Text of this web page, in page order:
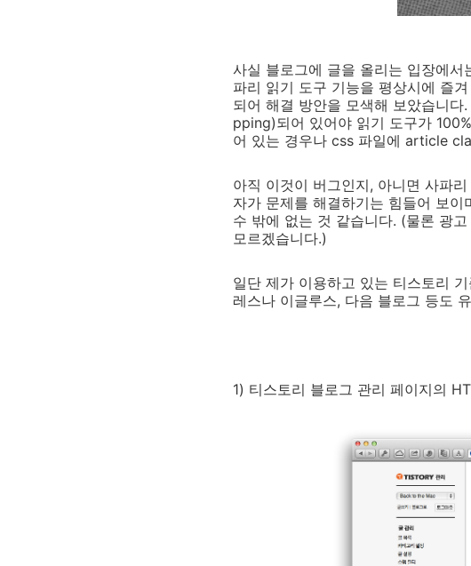
사실 블로그에 글을 올리는 입장에
파리 읽기 도구 기능을 평상시에 즐
되어 해결 방안을 모색해 보았습니
pping)되어 있어야 읽기 도구가
어 있는 경우나 css 파일에 article
아직 이것이 버그인지, 아니면 사파
자가 문제를 해결하기는 힘들어 보
수 밖에 없는 것 같습니다. (물론 광
모르겠습니다.)
일단 제가 이용하고 있는 티스토리
레스나 이글루스, 다음 블로그 등도
1) 티스토리 블로그 관리 페이지의